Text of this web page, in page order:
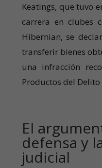
Keatings, que tuvo
carrera en clubes
Hibernian, se
transferir bienes
una infracción
Productos del Delito
El
defensa y
judicial